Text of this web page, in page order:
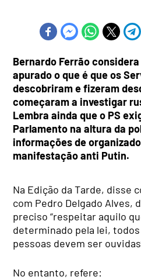
Bernardo Ferrão
apurado o que é que os
descobriram e fizeram
começaram a investigar
Lembra ainda que o PS
Parlamento na altura da
informações de
manifestação anti Putin.
Na Edição da Tarde, disse
com Pedro Delgado Alves,
preciso “respeitar aquilo
determinado pela lei,
pessoas devem ser
No entanto, refere: